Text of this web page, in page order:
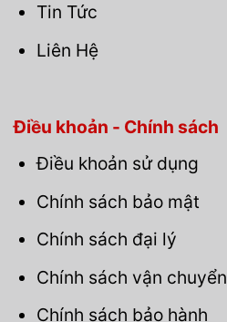
Tin Tức
Liên Hệ
Điều khoản - Chính sách
Điều khoản sử dụng
Chính sách bảo mật
Chính sách đại lý
Chính sách vận chuyển
Chính sách bảo hành